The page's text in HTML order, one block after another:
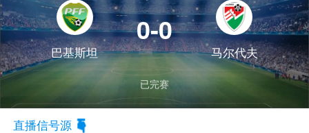
巴基斯坦
0-0
马尔代夫
已完赛
直播信号源